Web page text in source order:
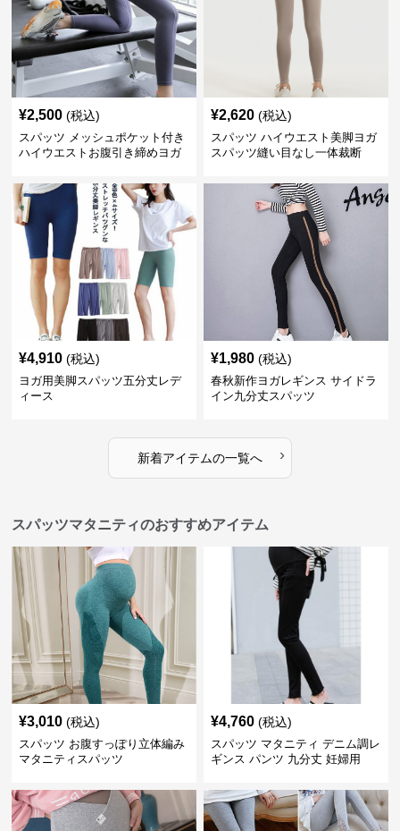
¥2,500 (税込)
スパッツ メッシュポケット付き
ハイウエストお腹引き締めヨガ
¥2,620 (税込)
スパッツ ハイウエスト美脚ヨガ
スパッツ縫い目なし一体裁断
¥4,910 (税込)
ヨガ用美脚スパッツ五分丈レデ
ィース
¥1,980 (税込)
春秋新作ヨガレギンス サイドラ
イン九分丈スパッツ
新着アイテムの一覧へ ›
スパッツマタニティのおすすめアイテム
¥3,010 (税込)
スパッツ お腹すっぽり立体編み
マタニティスパッツ
¥4,760 (税込)
スパッツ マタニティ デニム調レ
ギンス パンツ 九分丈 妊婦用